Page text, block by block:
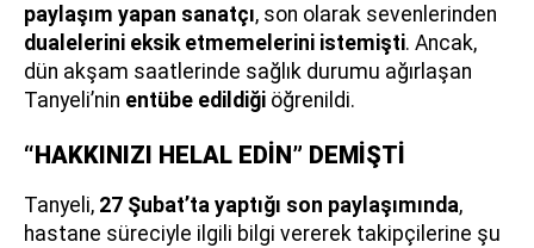
paylaşım yapan sanatçı, son olarak sevenlerinden
dualelerini eksik etmemelerini istemişti. Ancak,
dün akşam saatlerinde sağlık durumu ağırlaşan
Tanyeli’nin entübe edildiği öğrenildi.
“HAKKINIZI HELAL EDİN” DEMİŞTİ
Tanyeli, 27 Şubat’ta yaptığı son paylaşımında,
hastane süreciyle ilgili bilgi vererek takipçilerine şu